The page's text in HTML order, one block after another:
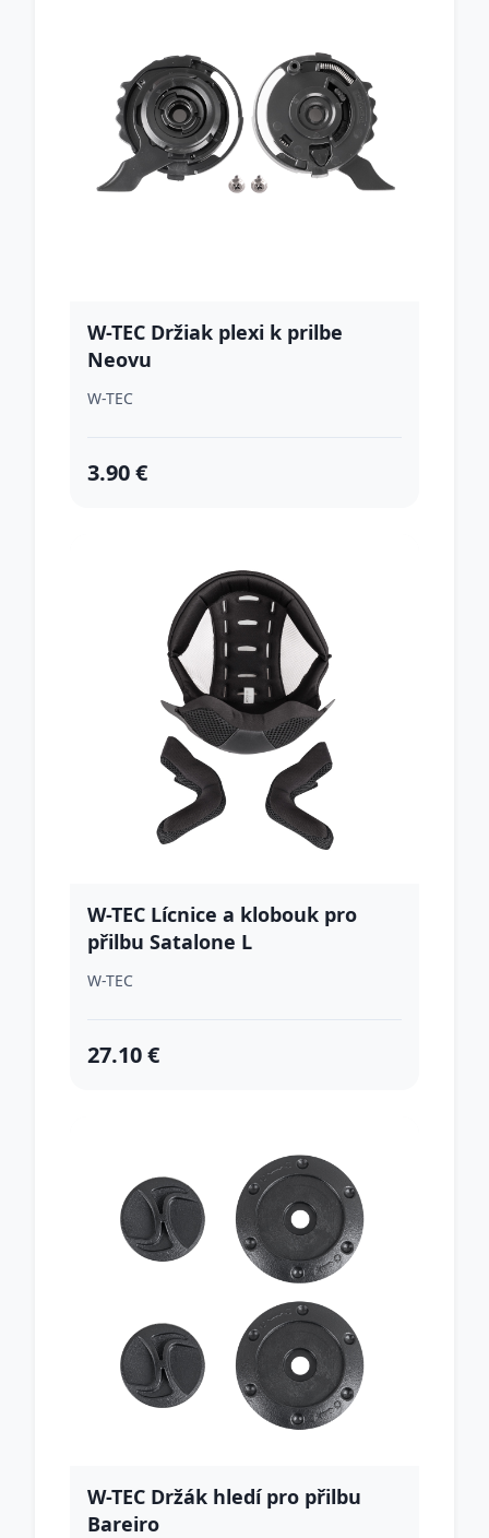
W-TEC Držiak plexi k prilbe
Neovu
W-TEC
3.90 €
W-TEC Lícnice a klobouk pro
přilbu Satalone L
W-TEC
27.10 €
W-TEC Držák hledí pro přilbu
Bareiro